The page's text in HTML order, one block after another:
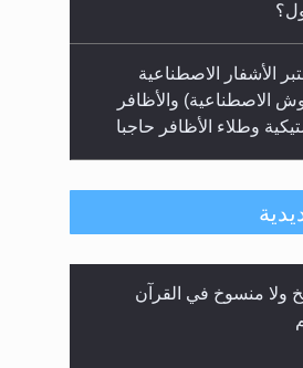
الأشفار الاصطناعية
الاصطناعية) والأظافر
وطلاء الأظافر حاجبا
حول الزكاة وفق السنة
أو الهجرية؟
فتح مشروع كوافير نسائي
وغير المحجبات؟
ولا منسوخ في القرآن